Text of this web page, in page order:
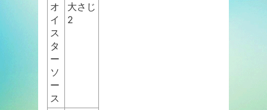
オ
イ
ス
タ
ー
ソ
ー
ス
大さじ
2